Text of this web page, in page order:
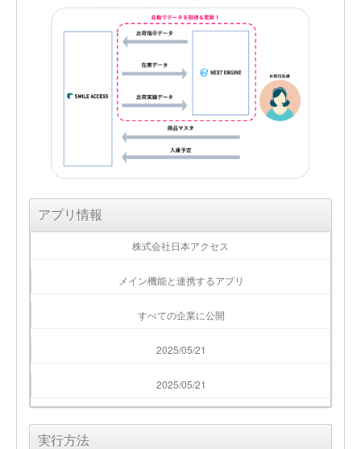
アプリ情報
株式会社日本アクセス
メイン機能と連携するアプリ
すべての企業に公開
2025/05/21
2025/05/21
実行方法